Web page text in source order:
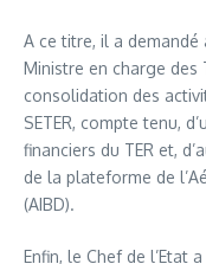
A ce titre, il a
Ministre en charge des
consolidation des
SETER, compte tenu,
financiers du TER et,
de la plateforme de
(AIBD).
Enfin, le Chef de l’Etat